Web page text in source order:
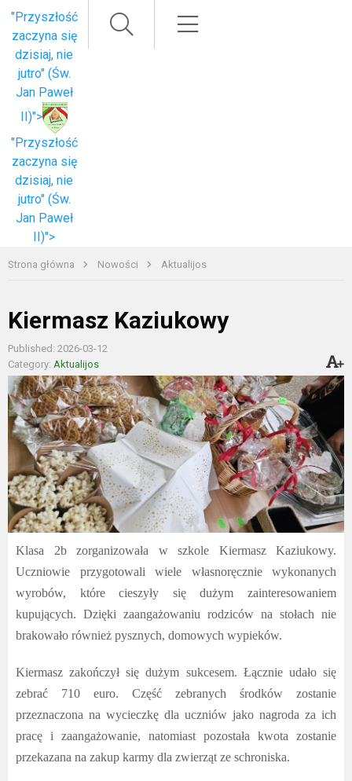
"Przyszłość
zaczyna się
dzisiaj, nie
jutro" (Św.
Jan Paweł
II)">
"Przyszłość
zaczyna się
dzisiaj, nie
jutro" (Św.
Jan Paweł
II)">
Strona główna Nowości Aktualijos
Kiermasz Kaziukowy
Published: 2026-03-12
Category: Aktualijos
Klasa 2b zorganizowała w szkole Kiermasz Kaziukowy.
Uczniowie przygotowali wiele własnoręcznie wykonanych
wyrobów, które cieszyły się dużym zainteresowaniem
kupujących. Dzięki zaangażowaniu rodziców na stołach nie
brakowało również pysznych, domowych wypieków.
Kiermasz zakończył się dużym sukcesem. Łącznie udało się
zebrać 710 euro. Część zebranych środków zostanie
przeznaczona na wycieczkę dla uczniów jako nagroda za ich
pracę i zaangażowanie, natomiast pozostała kwota zostanie
przekazana na zakup karmy dla zwierząt ze schroniska.